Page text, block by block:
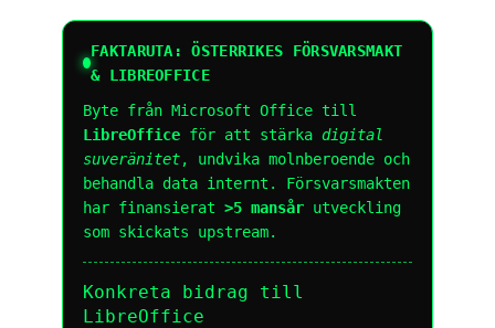
FAKTARUTA: ÖSTERRIKES FÖRSVARSMAKT
& LIBREOFFICE
Byte från Microsoft Office till
LibreOffice för att stärka digital
suveränitet, undvika molnberoende och
behandla data internt. Försvarsmakten
har finansierat >5 mansår utveckling
som skickats upstream.
Konkreta bidrag till
LibreOffice